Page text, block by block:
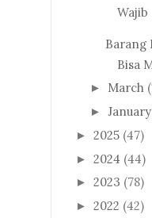
Wajib
Barang
Bisa
► March
► January
► 2025 (47)
► 2024 (44)
► 2023 (78)
► 2022 (42)